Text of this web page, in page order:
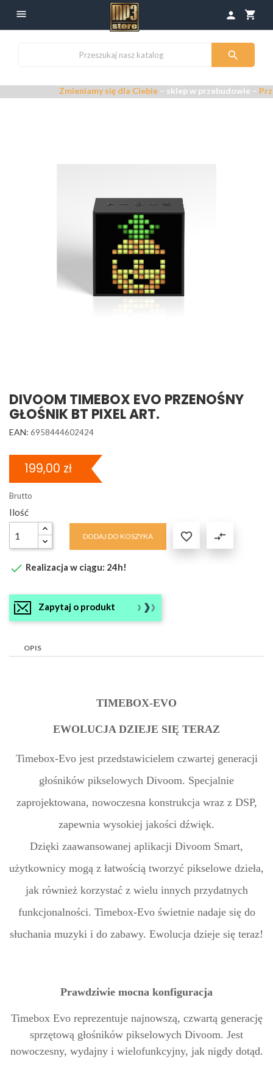
 shopping_cart
person

Zmieniamy się dla Ciebie– sklep w przebudowie –
DIVOOM TIMEBOX EVO PRZENOŚNY
GŁOŚNIK BT PIXEL ART.
EAN: 6958444602424
199,00 zł
Brutto
Ilość
DODAJ DO KOSZYKA  compare_arrows
 Realizacja w ciągu: 24h!
Zapytaj o produkt
OPIS
TIMEBOX-EVO
EWOLUCJA DZIEJE SIĘ TERAZ
Timebox-Evo jest przedstawicielem czwartej generacji
głośników pikselowych Divoom. Specjalnie
zaprojektowana, nowoczesna konstrukcja wraz z DSP,
zapewnia wysokiej jakości dźwięk.
Dzięki zaawansowanej aplikacji Divoom Smart,
użytkownicy mogą z łatwością tworzyć pikselowe dzieła,
jak również korzystać z wielu innych przydatnych
funkcjonalności. Timebox-Evo świetnie nadaje się do
słuchania muzyki i do zabawy. Ewolucja dzieje się teraz!
Prawdziwie mocna konfiguracja
Timebox Evo reprezentuje najnowszą, czwartą generację
sprzętową głośników pikselowych Divoom. Jest
nowoczesny, wydajny i wielofunkcyjny, jak nigdy dotąd.